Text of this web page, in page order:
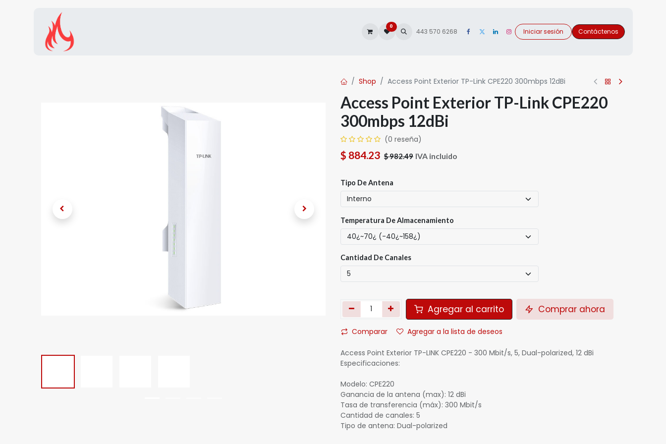
0
443 570 6268 Iniciar sesión Contáctenos
Shop Access Point Exterior TP-Link CPE220 300mbps 12dBi
Access Point Exterior TP-Link CPE220
300mbps 12dBi
(0 reseña)
$ 884.23 $982.49 IVA incluido
Tipo De Antena
Temperatura De Almacenamiento
Cantidad De Canales
Agregar al carrito Comprar ahora
Comparar Agregar a la lista de deseos
Access Point Exterior TP-LINK CPE220 - 300 Mbit/s, 5, Dual-polarized, 12 dBi
Especificaciones:
Modelo: CPE220
Ganancia de la antena (max): 12 dBi
Tasa de transferencia (máx): 300 Mbit/s
Cantidad de canales: 5
Tipo de antena: Dual-polarized